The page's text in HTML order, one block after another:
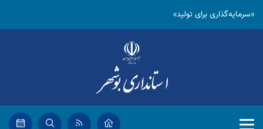
«سرمایه‌گذاری برای تولید»